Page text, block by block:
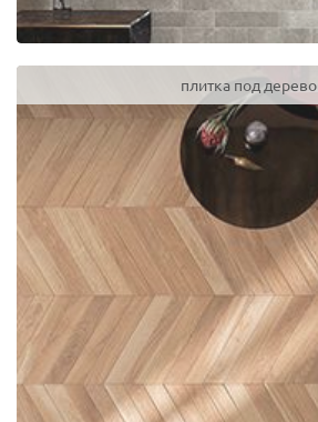
плитка под дерево